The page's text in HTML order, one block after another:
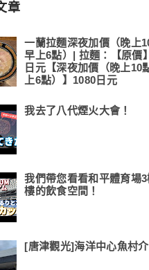
章
一蘭拉麵深夜加價（晚上
早上6點）| 拉麵：【原價
日元【深夜加價（晚上10
上6點）】1080日元
我去了八代煙火大會！
我們帶您看看和平體育場
樓的飲食空間！
[唐津觀光]海洋中心魚村介